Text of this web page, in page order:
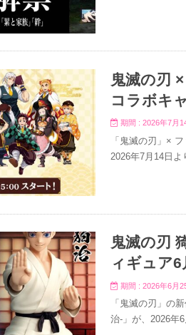
鬼滅の刃
コラボキ
期間 : 2026年7月
「鬼滅の刃」×
2026年7月14日よ
鬼滅の刃
ィギュア
期間 : 2026年6月
「鬼滅の刃」の
治-」が、2026年